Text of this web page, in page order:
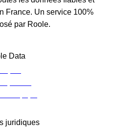
France. Un service 100%
par Roole.
Data
juridiques